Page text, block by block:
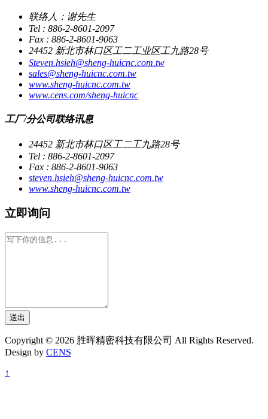
联络人：谢先生
Tel : 886-2-8601-2097
Fax : 886-2-8601-9063
24452 新北市林口区工二工业区工九路28号
Steven.hsieh@sheng-huicnc.com.tw
sales@sheng-huicnc.com.tw
www.sheng-huicnc.com.tw
www.cens.com/sheng-huicnc
工厂/分公司联络讯息
24452 新北市林口区工二工九路28号
Tel : 886-2-8601-2097
Fax : 886-2-8601-9063
steven.hsieh@sheng-huicnc.com.tw
www.sheng-huicnc.com.tw
立即询问
送出
Copyright © 2026 胜晖精密科技有限公司 All Rights Reserved.
Design by CENS
↑